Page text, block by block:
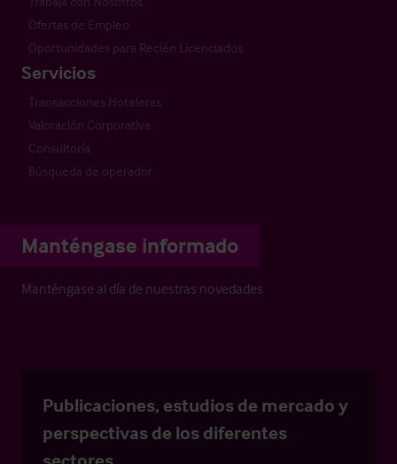
Ofertas de Empleo
Oportunidades para Recién Licenciados
Servicios
Transacciones Hoteleras
Valoración Corporativa
Consultoría
Búsqueda de operador
Manténgase informado
Manténgase al día de nuestras novedades
Publicaciones, estudios de mercado y
perspectivas de los diferentes